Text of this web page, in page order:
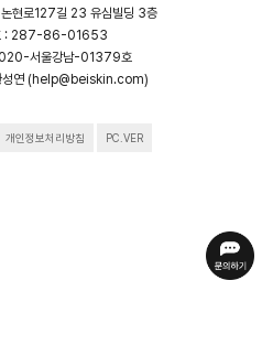
논현로127길 23 유심빌딩 3층
: 287-86-01653
서울강남-01379호
성연 (help@beiskin.com)
개인정보처리방침 PC.VER